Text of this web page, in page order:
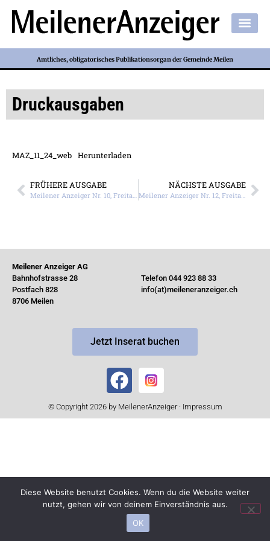
Amtliches, obligatorisches Publikationsorgan der Gemeinde Meilen
Druckausgaben
MAZ_11_24_web Herunterladen
FRÜHERE AUSGABE
Meilener Anzeiger Nr. 10, Freitag, 8. März 2024
NÄCHSTE AUSGABE
Meilener Anzeiger Nr. 12, Freitag, 22. März 2024
Meilener Anzeiger AG
Bahnhofstrasse 28
Postfach 828
8706 Meilen
Telefon 044 923 88 33
info(at)meileneranzeiger.ch
Jetzt Inserat buchen
© Copyright 2026 by MeilenerAnzeiger · Impressum
Diese Website benutzt Cookies. Wenn du die Website weiter
nutzt, gehen wir von deinem Einverständnis aus.
OK